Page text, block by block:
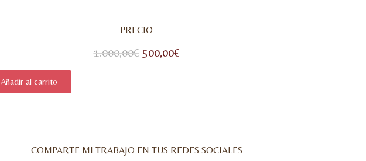
PRECIO
1.000,00€ 500,00€
Añadir al carrito
COMPARTE MI TRABAJO EN TUS REDES SOCIALES